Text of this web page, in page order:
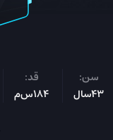
سن:
43سال
قد:
184س‌م